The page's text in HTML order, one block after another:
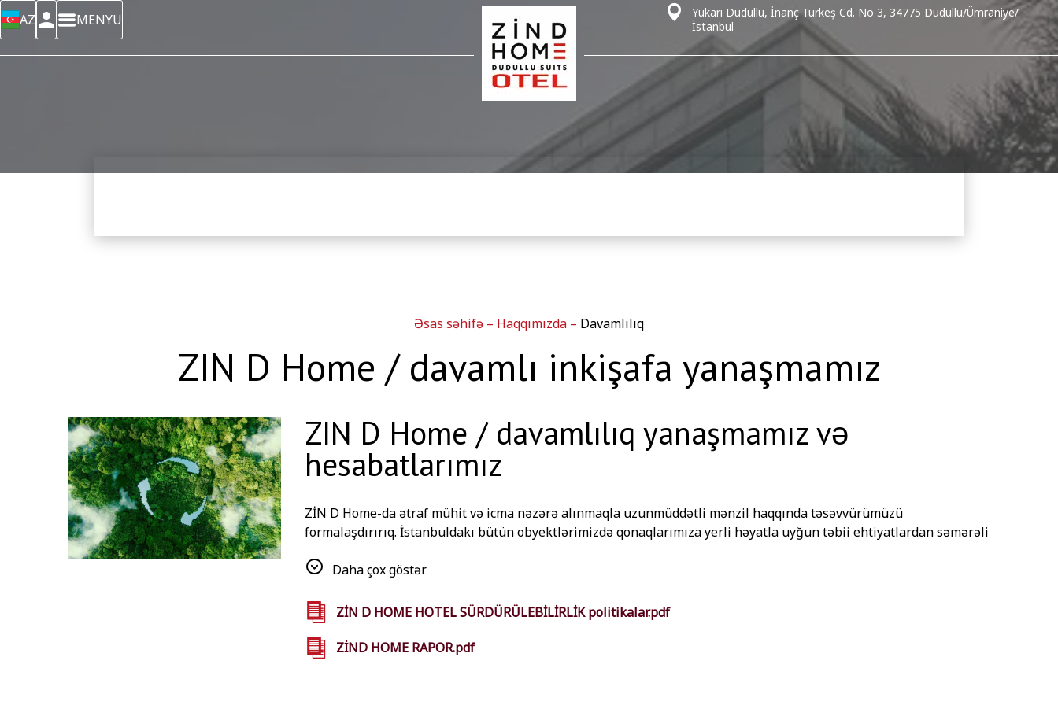
AZ MENYU
Yukarı Dudullu, İnanç Türkeş Cd. No 3, 34775 Dudullu/Ümraniye/
İstanbul
Əsas səhifə – Haqqımızda – Davamlılıq
ZIN D Home / davamlı inkişafa yanaşmamız
ZIN D Home / davamlılıq yanaşmamız və
hesabatlarımız
ZİN D Home-da ətraf mühit və icma nəzərə alınmaqla uzunmüddətli mənzil haqqında təsəvvürümüzü
formalaşdırırıq. İstanbuldakı bütün obyektlərimizdə qonaqlarımıza yerli həyatla uyğun təbii ehtiyatlardan səmərəli
ola bilərsiniz.
Daha çox göstər
ZİN D HOME HOTEL SÜRDÜRÜLEBİLİRLİK politikalar.pdf
ZİND HOME RAPOR.pdf